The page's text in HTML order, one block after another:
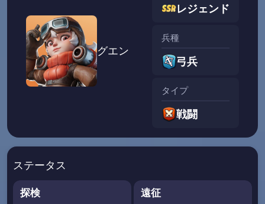
グエン
レジェンド
兵種
弓兵
タイプ
戦闘
ステータス
探検 遠征